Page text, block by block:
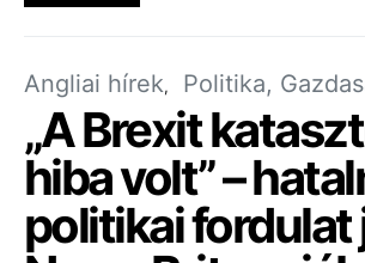
Angliai hírek Politika,
„A Brexit
hiba volt” –
politikai fordulat